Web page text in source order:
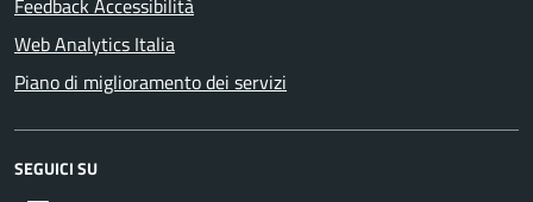
Feedback Accessibilità
Web Analytics Italia
Piano di miglioramento dei servizi
SEGUICI SU